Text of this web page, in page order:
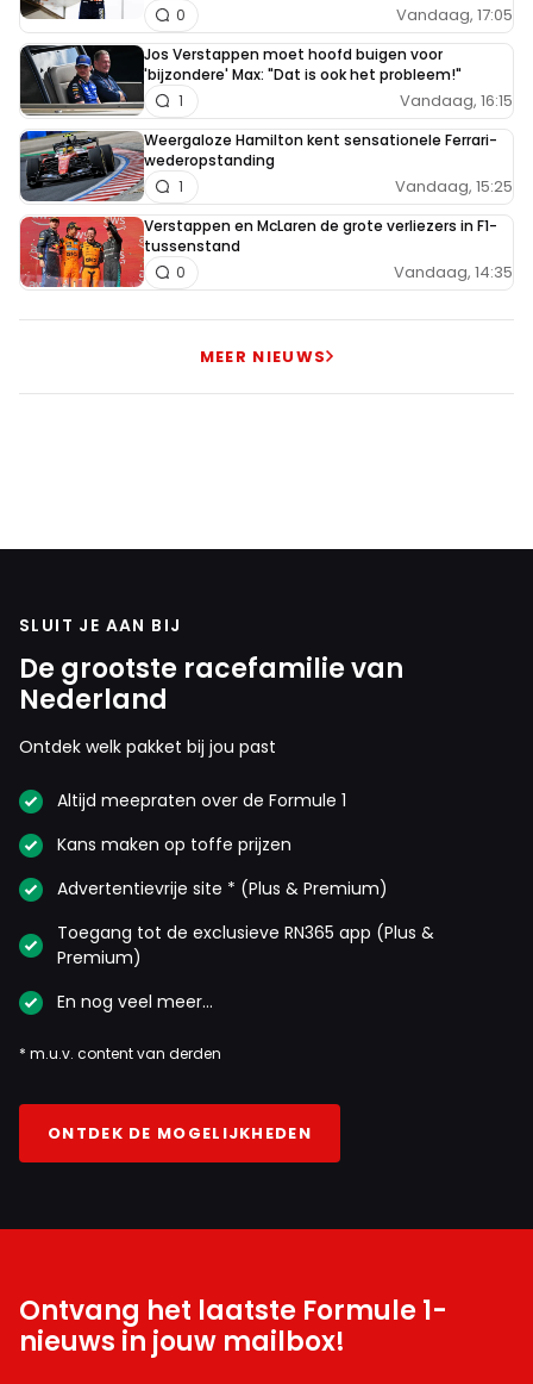
Vandaag, 17:05
0
Jos Verstappen moet hoofd buigen voor
'bijzondere' Max: "Dat is ook het probleem!"
Vandaag, 16:15
1
Weergaloze Hamilton kent sensationele Ferrari-
wederopstanding
Vandaag, 15:25
1
Verstappen en McLaren de grote verliezers in F1-
tussenstand
Vandaag, 14:35
0
MEER NIEUWS
SLUIT JE AAN BIJ
De grootste racefamilie van
Nederland
Ontdek welk pakket bij jou past
Altijd meepraten over de Formule 1
Kans maken op toffe prijzen
Advertentievrije site * (Plus & Premium)
Toegang tot de exclusieve RN365 app (Plus &
Premium)
En nog veel meer…
* m.u.v. content van derden
ONTDEK DE MOGELIJKHEDEN
Ontvang het laatste Formule 1-
nieuws in jouw mailbox!